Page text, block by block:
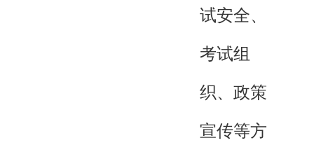
试安全、
考试组
织、政策
宣传等方